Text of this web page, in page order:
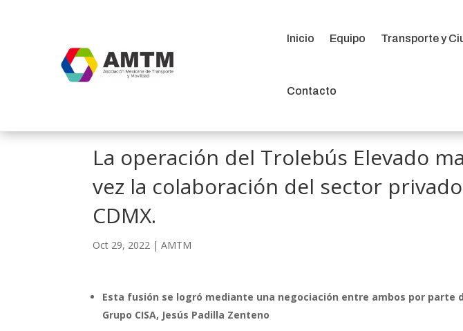
Inicio Equipo Transporte y
Contacto
La operación del Trolebús Elevado
vez la colaboración del sector
CDMX.
Oct 29, 2022 |AMTM
Esta fusión se logró mediante una negociación entre ambos por parte
Grupo CISA, Jesús Padilla Zenteno